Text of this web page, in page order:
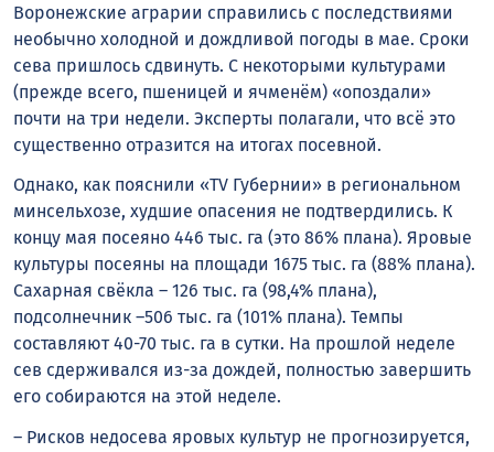
Воронежские аграрии справились с последствиями
необычно холодной и дождливой погоды в мае. Сроки
сева пришлось сдвинуть. С некоторыми культурами
(прежде всего, пшеницей и ячменём) «опоздали»
почти на три недели. Эксперты полагали, что всё это
существенно отразится на итогах посевной.
Однако, как пояснили «TV Губернии» в региональном
минсельхозе, худшие опасения не подтвердились. К
концу мая посеяно 446 тыс. га (это 86% плана). Яровые
культуры посеяны на площади 1675 тыс. га (88% плана).
Сахарная свёкла – 126 тыс. га (98,4% плана),
подсолнечник –506 тыс. га (101% плана). Темпы
составляют 40-70 тыс. га в сутки. На прошлой неделе
сев сдерживался из-за дождей, полностью завершить
его собираются на этой неделе.
– Рисков недосева яровых культур не прогнозируется,